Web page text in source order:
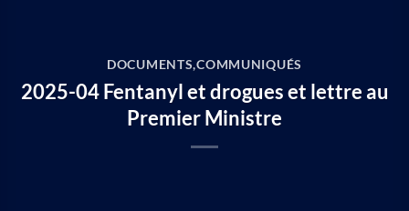
DOCUMENTS,COMMUNIQUÉS
2025-04 Fentanyl et drogues et lettre au
Premier Ministre